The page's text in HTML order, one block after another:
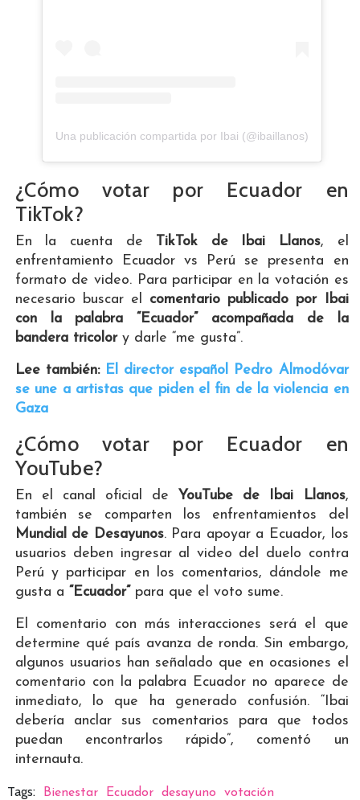
Una publicación compartida por Ibai (@ibaillanos)
¿Cómo votar por Ecuador en
TikTok?
En la cuenta de TikTok de Ibai Llanos, el
enfrentamiento Ecuador vs Perú se presenta en
formato de video. Para participar en la votación es
necesario buscar el comentario publicado por Ibai
con la palabra “Ecuador” acompañada de la
bandera tricolor y darle “me gusta”.
Lee también: El director español Pedro Almodóvar
se une a artistas que piden el fin de la violencia en
Gaza
¿Cómo votar por Ecuador en
YouTube?
En el canal oficial de YouTube de Ibai Llanos,
también se comparten los enfrentamientos del
Mundial de Desayunos. Para apoyar a Ecuador, los
usuarios deben ingresar al video del duelo contra
Perú y participar en los comentarios, dándole me
gusta a “Ecuador”para que el voto sume.
El comentario con más interacciones será el que
determine qué país avanza de ronda. Sin embargo,
algunos usuarios han señalado que en ocasiones el
comentario con la palabra Ecuador no aparece de
inmediato, lo que ha generado confusión. “Ibai
debería anclar sus comentarios para que todos
puedan encontrarlos rápido”, comentó un
internauta.
Tags: Bienestar Ecuador desayuno votación